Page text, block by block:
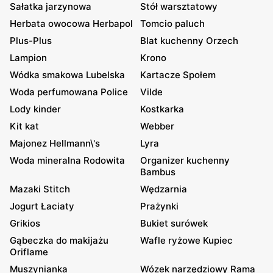
Sałatka jarzynowa
Stół warsztatowy
Herbata owocowa Herbapol
Tomcio paluch
Plus-Plus
Blat kuchenny Orzech
Lampion
Krono
Wódka smakowa Lubelska
Kartacze Społem
Woda perfumowana Police
Vilde
Lody kinder
Kostkarka
Kit kat
Webber
Majonez Hellmann\'s
Lyra
Woda mineralna Rodowita
Organizer kuchenny
Bambus
Mazaki Stitch
Wędzarnia
Jogurt Łaciaty
Prażynki
Grikios
Bukiet surówek
Gąbeczka do makijażu
Oriflame
Wafle ryżowe Kupiec
Muszynianka Wózek narzędziowy Rama